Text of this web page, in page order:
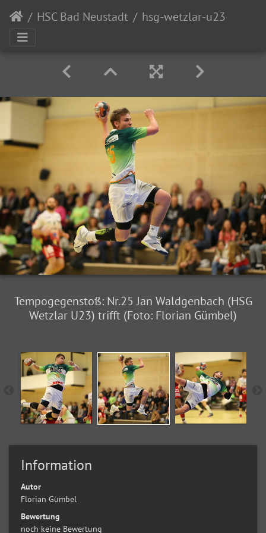
HSC Bad Neustadt
Tempogegenstoß: Nr.25 Jan Waldgenbach (HSG
Wetzlar U23) trifft (Foto: Florian Gümbel)
Information
Autor
Florian Gümbel
Bewertung
noch keine Bewertung